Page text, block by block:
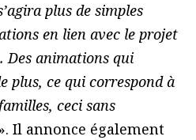
plus de simples
en lien avec le projet
Des animations qui
plus, ce qui correspond à
ceci sans
Il annonce également